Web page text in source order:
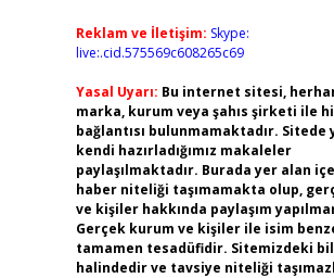
Reklam ve İletişim: Skype:
live:.cid.575569c608265c69
Yasal Uyarı: Bu internet sitesi,
marka, kurum veya şahıs şirketi ile
bağlantısı bulunmamaktadır. Sitede
kendi hazırladığımız makaleler
paylaşılmaktadır. Burada yer alan
haber niteliği taşımamakta olup,
ve kişiler hakkında paylaşım
Gerçek kurum ve kişiler ile isim
tamamen tesadüfidir. Sitemizdeki
halindedir ve tavsiye niteliği